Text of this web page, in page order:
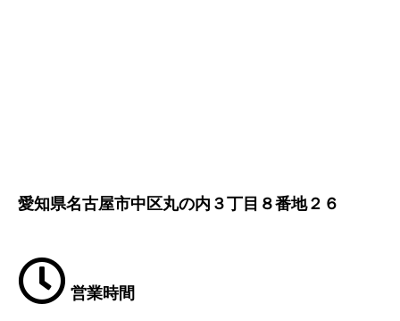
愛知県名古屋市中区丸の内３丁目８番地２６
営業時間